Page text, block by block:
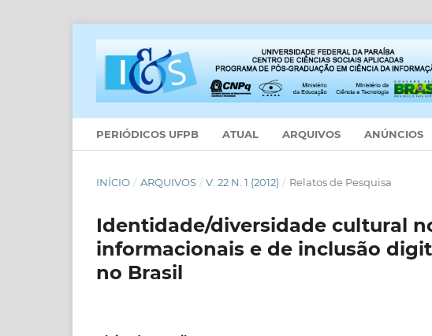
PERIÓDICOS UFPB ATUAL ARQUIVOS ANÚNCIOS
INÍCIO / ARQUIVOS / V. 22 N. 1 (2012) / Relatos de Pesquisa
Identidade/diversidade cultural
informacionais e de inclusão
no Brasil